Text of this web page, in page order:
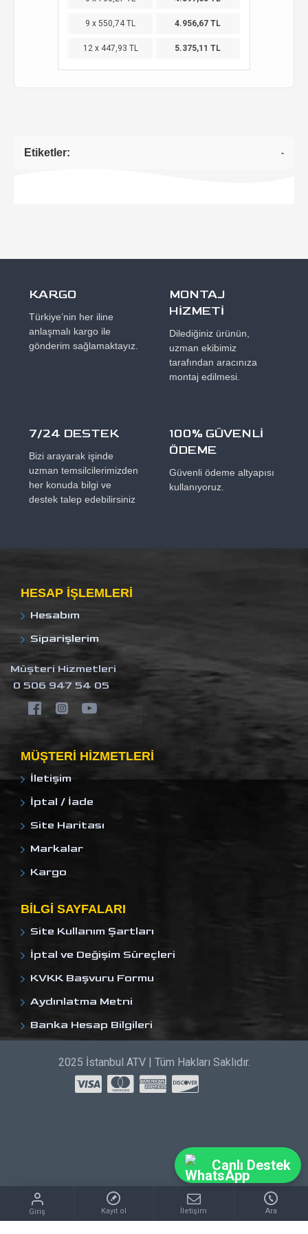
9 x 550,74 TL 4.956,67 TL
12 x 447,93 TL 5.375,11 TL
Etiketler: -
KARGO
Türkiye’nin her iline
anlaşmalı kargo ile
gönderim sağlamaktayız.
MONTAJ
HİZMETİ
Dilediğiniz ürünün,
uzman ekibimiz
tarafından aracınıza
montaj edilmesi.
7/24 DESTEK
Bizi arayarak işinde
uzman temsilcilerimizden
her konuda bilgi ve
destek talep edebilirsiniz
100% GÜVENLİ
ÖDEME
Güvenli ödeme altyapısı
kullanıyoruz.
HESAP IŞLEMLERI
Hesabım
Siparişlerim
Müşteri Hizmetleri
0 506 947 54 05
MÜŞTERI HIZMETLERI
İletişim
İptal / İade
Site Haritası
Markalar
Kargo
BILGI SAYFALARI
Site Kullanım Şartları
İptal ve Değişim Süreçleri
KVKK Başvuru Formu
Aydınlatma Metni
Banka Hesap Bilgileri
2025 İstanbul ATV | Tüm Hakları Saklıdır.
Giriş Kayıt ol İletişim Ara
Canlı Destek